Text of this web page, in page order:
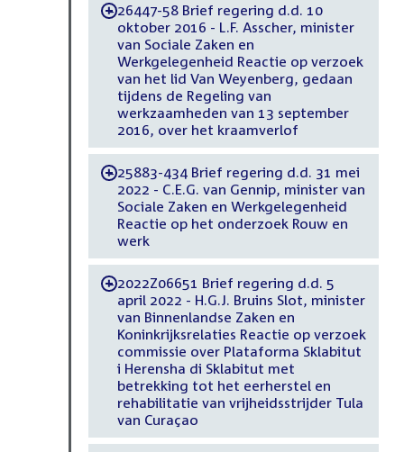
-26447-58 Brief regering d.d. 10
oktober 2016 - L.F. Asscher, minister
van Sociale Zaken en
Werkgelegenheid Reactie op verzoek
van het lid Van Weyenberg, gedaan
tijdens de Regeling van
werkzaamheden van 13 september
2016, over het kraamverlof
-25883-434 Brief regering d.d. 31 mei
2022 - C.E.G. van Gennip, minister van
Sociale Zaken en Werkgelegenheid
Reactie op het onderzoek Rouw en
werk
-2022Z06651 Brief regering d.d. 5
april 2022 - H.G.J. Bruins Slot, minister
van Binnenlandse Zaken en
Koninkrijksrelaties Reactie op verzoek
commissie over Plataforma Sklabitut
i Herensha di Sklabitut met
betrekking tot het eerherstel en
rehabilitatie van vrijheidsstrijder Tula
van Curaçao